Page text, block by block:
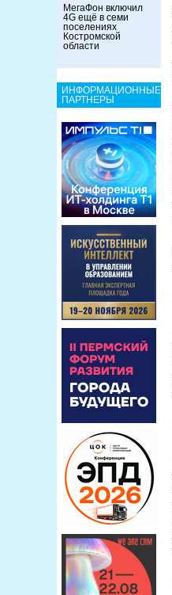
МегаФон включил
4G ещё в семи
поселениях
Костромской
области
ИНФОРМАЦИОННЫЕ
ПАРТНЕРЫ